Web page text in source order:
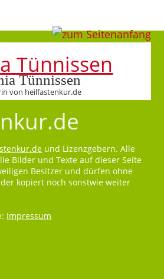
Tünnissen
von heilfastenkur.de
und Lizenzgebern. Alle
Bilder und Texte auf dieser Seite
Besitzer und dürfen ohne
kopiert noch sonstwie weiter
Impressum